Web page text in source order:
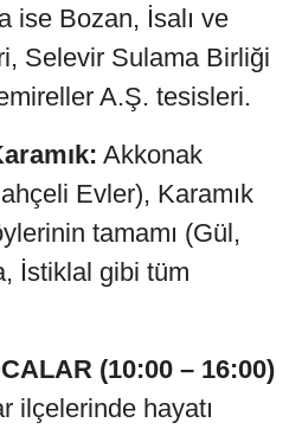
ise Bozan, İsalı ve
Selevir Sulama Birliği
A.Ş. tesisleri.
Akkonak
Evler), Karamık
tamamı (Gül,
İstiklal gibi tüm
(10:00 – 16:00)
ilçelerinde hayatı